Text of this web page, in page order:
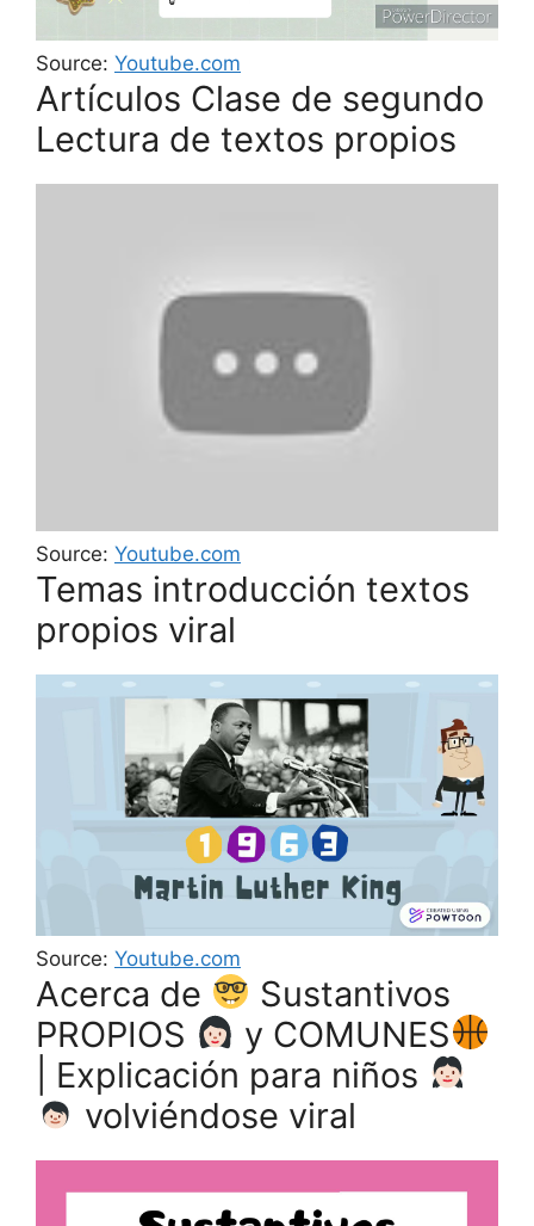
Source: Youtube.com
Artículos Clase de segundo
Lectura de textos propios
Source: Youtube.com
Temas introducción textos
propios viral
Source: Youtube.com
Acerca de
Sustantivos
PROPIOS
y COMUNES
| Explicación para niños
volviéndose viral